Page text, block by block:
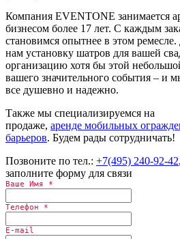
Компания EVENTONE занимается
бизнесом более 17 лет. С каждым
становимся опытнее в этом ремесле.
нам установку шатров для вашей
организацию хотя бы этой
вашего значительного события – и
все душевно и надежно.
Также мы специализируемся на
продаже, аренде мобильных
барьеров. Будем рады сотрудничать!
Позвоните по тел.: +7(495) 240-92-42
заполните форму для связи
Ваше Имя *
Телефон *
E-mail